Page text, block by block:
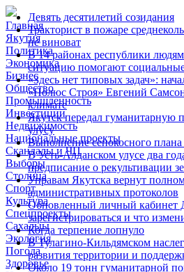
Главная
Якутия
Политика
Экономика
Бизнес
Общество
Промышленность
Инвестиции
Недвижимость
Национальные проекты
Скандалы и ЧП
Выборы
Столица
Спорт
Культура
Спецпроекты
Сахалыы
Экология
Погода
Здоровье
Девять десятилетий созидания
Тракторист в пожаре
не виноват
В 14 районах республики
ситуацию помогают
«Здесь нет типовых задач»:
«Полюс Строя» Евгений
климате
Якутск передал гуманитарную
улусу
Выполнение сенокосного
В Усть-Алданском улусе два
предписание о рекультивации
Управам Якутска вернут
административных протоколов
Обновленный личный кабинет
зарегистрироваться и что
Когда терпение лопнуло
В Тулагино-Кильдямском
развития территории и
Около 19 тонн гуманитарной